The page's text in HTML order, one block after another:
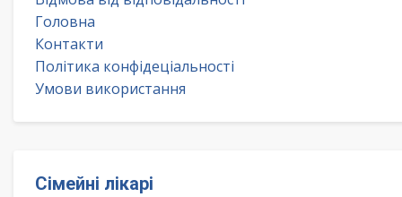
Головна
Контакти
Політика конфідеціальності
Умови використання
Сімейні лікарі